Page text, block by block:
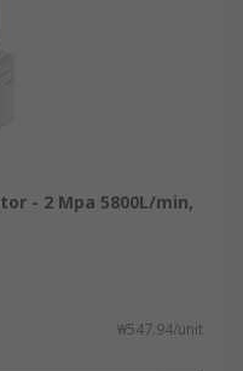
- 2 Mpa 5800L/min,
₩547.94/unit